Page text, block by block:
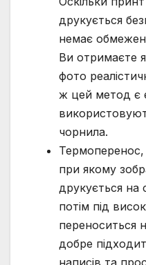
друкується
немає
Ви отримаєте
фото
ж цей метод є
чорнила.
при якому
друкується на
потім під
переноситься
добре
написів та